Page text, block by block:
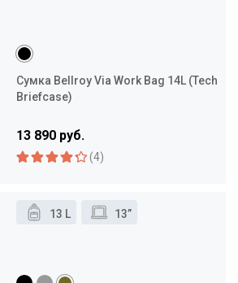
Сумка Bellroy Via Work Bag 14L (Tech
Briefcase)
13 890 руб.
(4)
13 L 13”